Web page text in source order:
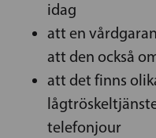
idag
att en
att den också
att det finns
telefonjour